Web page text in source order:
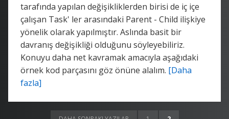
tarafında yapılan değişikliklerden birisi de iç içe
çalışan Task' ler arasındaki Parent - Child ilişkiye
yönelik olarak yapılmıştır. Aslında basit bir
davranış değişikliği olduğunu söyleyebiliriz.
Konuyu daha net kavramak amacıyla aşağıdaki
örnek kod parçasını göz önüne alalım. [Daha
fazla]